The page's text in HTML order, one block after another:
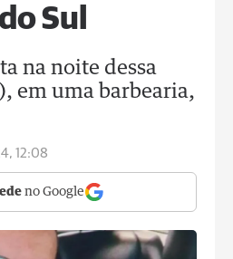
Sul
na noite dessa
em uma barbearia,
12:08
no Google